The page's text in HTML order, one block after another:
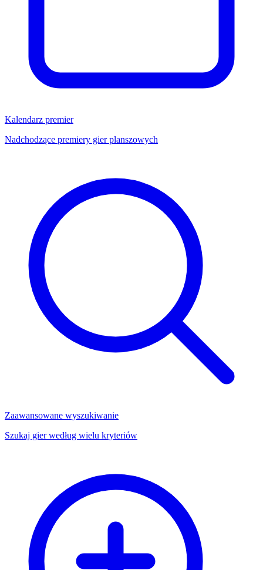
Kalendarz premier
Nadchodzące premiery gier planszowych
Zaawansowane wyszukiwanie
Szukaj gier według wielu kryteriów